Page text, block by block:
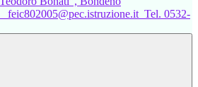
feic802005@pec.istruzione.it Tel. 0532-